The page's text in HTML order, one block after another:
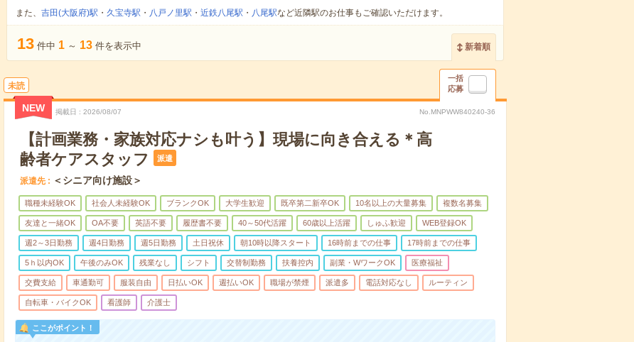
また、 吉田(大阪府)駅 ・ 久宝寺駅 ・ 八戸ノ里駅 ・ 近鉄八尾駅 ・ 八尾駅など近隣駅のお仕事もご確認いただけます。
13 件中 1 ～ 13 件を表示中 新着順
未読
一括
応募
NEW 掲載日 2026/08/07 No.MNPWW840240-36
【計画業務・家族対応ナシも叶う】現場に向き合える＊高
齢者ケアスタッフ
派遣
派遣先 ＜シニア向け施設＞
職種未経験OK 社会人未経験OK ブランクOK 大学生歓迎 既卒第二新卒OK 10名以上の大量募集 複数名募集
友達と一緒OK OA不要 英語不要 履歴書不要 40～50代活躍 60歳以上活躍 しゅふ歓迎 WEB登録OK
週2～3日勤務 週4日勤務 週5日勤務 土日祝休 朝10時以降スタート 16時前までの仕事 17時前までの仕事
5ｈ以内OK 午後のみOK 残業なし シフト 交替制勤務 扶養控内 副業・WワークOK 医療福祉
交費支給 車通勤可 服装自由 日払いOK 週払いOK 職場が禁煙 派遣多 電話対応なし ルーティン
自転車・バイクOK 看護師 介護士
ここがポイント！